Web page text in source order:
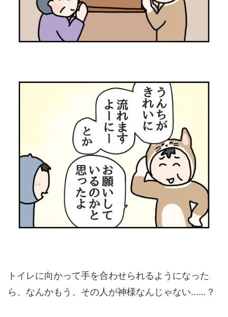
トイレに向かって手を合わせられるようになった
ら、なんかもう、その人が神様なんじゃない……？